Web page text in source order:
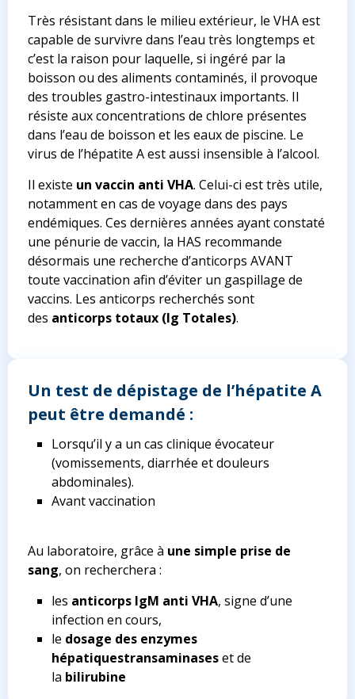
Très résistant dans le milieu extérieur, le VHA est
capable de survivre dans l’eau très longtemps et
c’est la raison pour laquelle, si ingéré par la
boisson ou des aliments contaminés, il provoque
des troubles gastro-intestinaux importants. Il
résiste aux concentrations de chlore présentes
dans l’eau de boisson et les eaux de piscine. Le
virus de l’hépatite A est aussi insensible à l’alcool.
Il existe un vaccin anti VHA. Celui-ci est très utile,
notamment en cas de voyage dans des pays
endémiques. Ces dernières années ayant constaté
une pénurie de vaccin, la HAS recommande
désormais une recherche d’anticorps AVANT
toute vaccination afin d’éviter un gaspillage de
vaccins. Les anticorps recherchés sont
des anticorps totaux (Ig Totales).
Un test de dépistage de l’hépatite A
peut être demandé :
Lorsqu’il y a un cas clinique évocateur
(vomissements, diarrhée et douleurs
abdominales).
Avant vaccination
Au laboratoire, grâce à une simple prise de
sang, on recherchera :
les anticorps IgM anti VHA, signe d’une
infection en cours,
le dosage des enzymes
hépatiquestransaminaseset de
la bilirubine